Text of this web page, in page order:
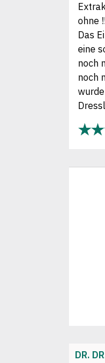
ohne
Das
eine
noch
noch
DR.